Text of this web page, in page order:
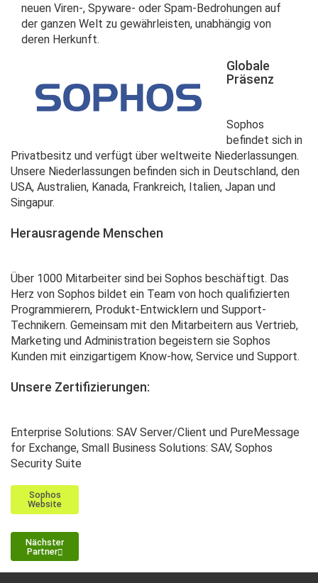
neuen Viren-, Spyware- oder Spam-Bedrohungen auf
der ganzen Welt zu gewährleisten, unabhängig von
deren Herkunft.
Globale
Präsenz
Sophos
befindet sich in
Privatbesitz und verfügt über weltweite Niederlassungen.
Unsere Niederlassungen befinden sich in Deutschland, den
USA, Australien, Kanada, Frankreich, Italien, Japan und
Singapur.
Herausragende Menschen
Über 1000 Mitarbeiter sind bei Sophos beschäftigt. Das
Herz von Sophos bildet ein Team von hoch qualifizierten
Programmierern, Produkt-Entwicklern und Support-
Technikern. Gemeinsam mit den Mitarbeitern aus Vertrieb,
Marketing und Administration begeistern sie Sophos
Kunden mit einzigartigem Know-how, Service und Support.
Unsere Zertifizierungen:
Enterprise Solutions: SAV Server/Client und PureMessage
for Exchange, Small Business Solutions: SAV, Sophos
Security Suite
Sophos
Website
Nächster
Partner